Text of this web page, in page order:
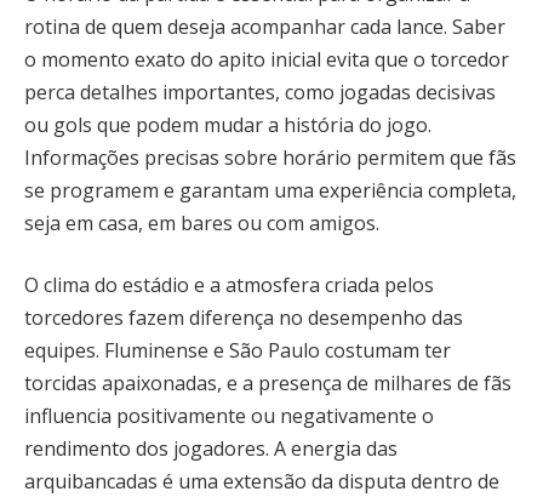
rotina de quem deseja acompanhar cada lance. Saber
o momento exato do apito inicial evita que o torcedor
perca detalhes importantes, como jogadas decisivas
ou gols que podem mudar a história do jogo.
Informações precisas sobre horário permitem que fãs
se programem e garantam uma experiência completa,
seja em casa, em bares ou com amigos.
O clima do estádio e a atmosfera criada pelos
torcedores fazem diferença no desempenho das
equipes. Fluminense e São Paulo costumam ter
torcidas apaixonadas, e a presença de milhares de fãs
influencia positivamente ou negativamente o
rendimento dos jogadores. A energia das
arquibancadas é uma extensão da disputa dentro de